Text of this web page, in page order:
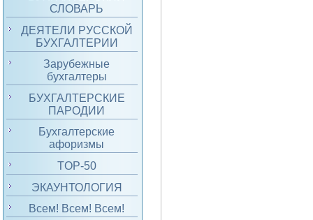
СЛОВАРЬ
ДЕЯТЕЛИ РУССКОЙ
БУХГАЛТЕРИИ
Зарубежные
бухгалтеры
БУХГАЛТЕРСКИЕ
ПАРОДИИ
Бухгалтерские
афоризмы
TOP-50
ЭКАУНТОЛОГИЯ
Всем! Всем! Всем!